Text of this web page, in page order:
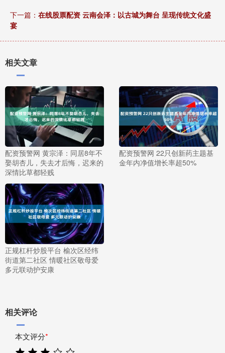
下一篇： 在线股票配资 云南会泽：以古城为舞台 呈现传统文化盛
宴
相关文章
配资预警网 黄宗泽：同居8年不
娶胡杏儿，失去才后悔，迟来的
深情比草都轻贱
配资预警网 22只创新药主题基
金年内净值增长率超50%
正规杠杆炒股平台 榆次区经纬
街道第二社区 情暖社区敬母爱
多元联动护安康
相关评论
本文评分*